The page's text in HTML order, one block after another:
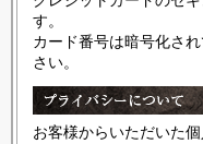
す。
カード番号は暗号化さ
さい。
お客様からいただいた